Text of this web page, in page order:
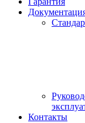
Контакты